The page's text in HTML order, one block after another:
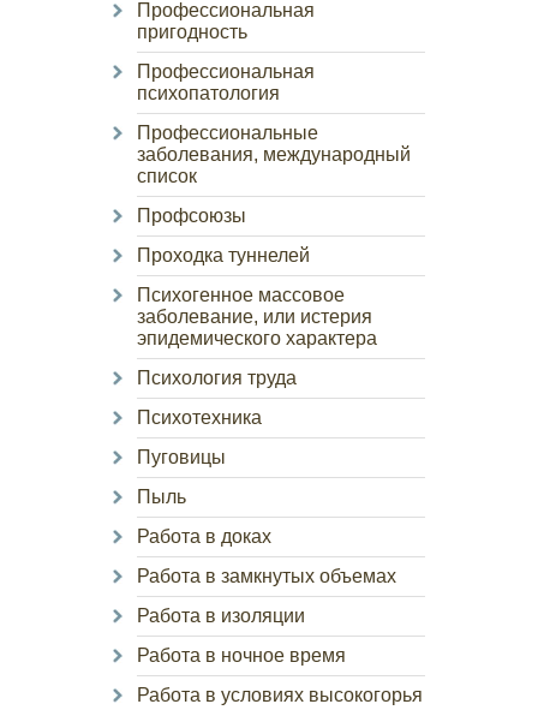
Профессиональная
пригодность
Профессиональная
психопатология
Профессиональные
заболевания, международный
список
Профсоюзы
Проходка туннелей
Психогенное массовое
заболевание, или истерия
эпидемического характера
Психология труда
Психотехника
Пуговицы
Пыль
Работа в доках
Работа в замкнутых объемах
Работа в изоляции
Работа в ночное время
Работа в условиях высокогорья